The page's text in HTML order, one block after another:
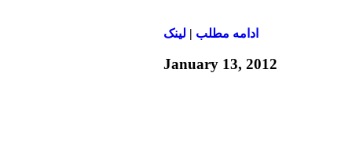
ادامه مطلب | لينک
January 13, 2012